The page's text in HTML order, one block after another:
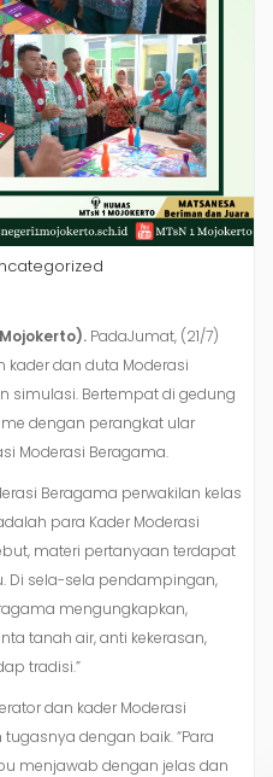
PadaJumat, (21/7)
dan duta Moderasi
simulasi. Bertempat di gedung
dengan perangkat ular
Moderasi Beragama.
Beragama perwakilan kelas
para Kader Moderasi
materi pertanyaan terdapat
Di sela-sela pendampingan,
mengungkapkan,
tanah air, anti kekerasan,
tradisi.”
dan kader Moderasi
dengan baik. “Para
menjawab dengan jelas dan